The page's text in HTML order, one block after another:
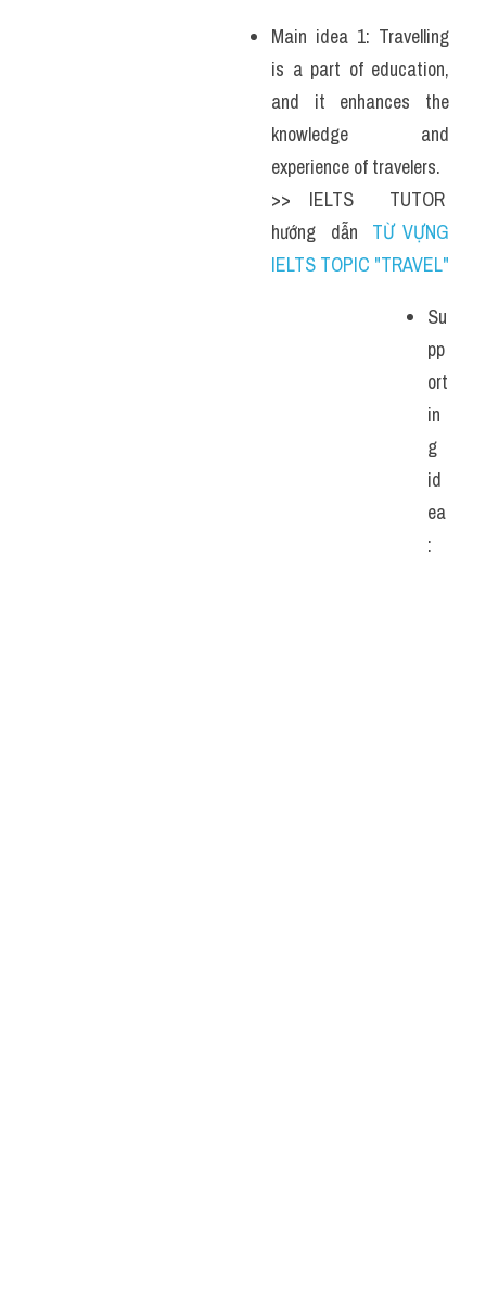
Main idea 1: Travelling
is a part of education,
and it enhances the
knowledge and
experience of travelers.
>> IELTS  TUTOR
hướng  dẫn TỪ VỰNG
IELTS TOPIC "TRAVEL"
Su
pp
ort
in
g
id
ea
: